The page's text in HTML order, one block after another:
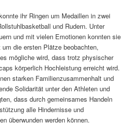
ihr Ringen um Medaillen in zwei
und Rudern. Unter
und mit vielen Emotionen konnten sie
die ersten Plätze beobachten,
mögliche wird, dass trotz physischer
körperlich Hochleistung erreicht wird.
starken Familienzusammenhalt und
Solidarität unter den Athleten und
dass durch gemeinsames Handeln
alle Hindernisse und
überwunden werden können.